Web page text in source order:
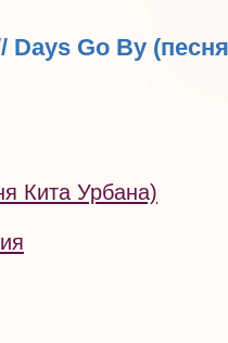
Days Go By
Кита Урбана)